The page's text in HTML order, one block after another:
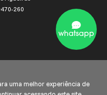
260
whatsapp
uma melhor experiência de